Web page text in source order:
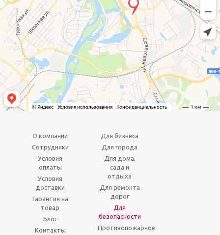
О компании
Сотрудники
Условия
оплаты
Условия
доставки
Гарантия на
товар
Блог
Контакты
Для бизнеса
Для города
Для дома,
сада и
отдыха
Для ремонта
дорог
Для
безопасности
Противопожарное